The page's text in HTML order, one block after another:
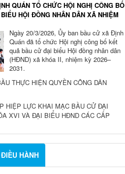
QUÁN TỔ CHỨC HỘI NGHỊ CÔNG BỐ
HỘI ĐỒNG NHÂN DÂN XÃ NHIỆM
Ngày 20/3/2026, Ủy ban bầu cử xã Định
Quán đã tổ chức Hội nghị công bố kết
quả bầu cử đại biểu Hội đồng nhân dân
(HĐND) xã khóa II, nhiệm kỳ 2026–
2031.
THỰC HIỆN QUYỀN CÔNG DÂN
HIỆP LỰC KHAI MẠC BẦU CỬ ĐẠI
XVI VÀ ĐẠI BIỂU HĐND CÁC CẤP
HÀNH